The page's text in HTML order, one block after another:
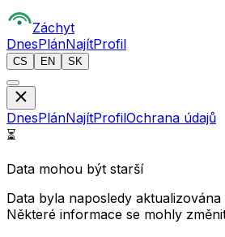
Záchyt
DnesPlánNajítProfil
CS EN SK
DnesPlánNajítProfilOchrana údajů
⏳
Data mohou být starší
Data byla naposledy aktualizována
Některé informace se mohly